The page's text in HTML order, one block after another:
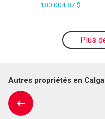
180 004.87 $
Plus
Autres propriétés en